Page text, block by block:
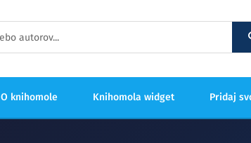
O knihomole Knihomola widget Pridaj